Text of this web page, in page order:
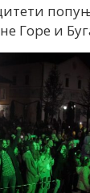
Горе и